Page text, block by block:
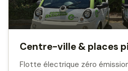
Centre-ville & places
Flotte électrique zéro